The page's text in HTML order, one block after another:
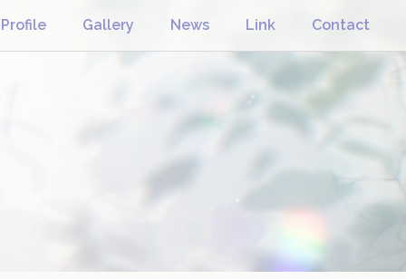
Profile Gallery News Link Contact